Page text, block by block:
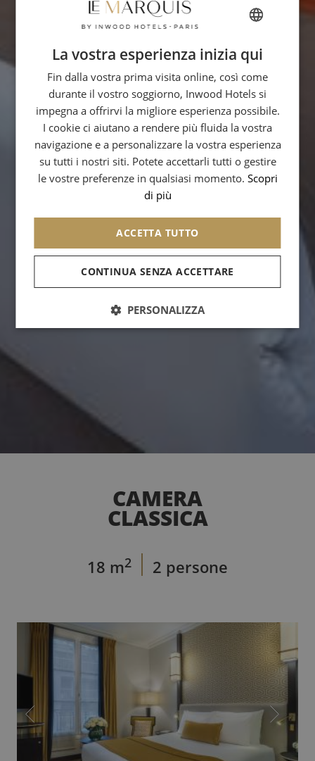
CAMERA
CLASSICA
18 m2 2 persone
FRENCH
ENGLISH
ITALIAN
GERMAN
SPANISH
CHINESE (SIMPLIFIED)
La vostra esperienza inizia qui
Fin dalla vostra prima visita online, così come
durante il vostro soggiorno, Inwood Hotels si
impegna a offrirvi la migliore esperienza possibile.
I cookie ci aiutano a rendere più fluida la vostra
navigazione e a personalizzare la vostra esperienza
su tutti i nostri siti. Potete accettarli tutti o gestire
le vostre preferenze in qualsiasi momento. Scopri
di più
ACCETTA TUTTO
CONTINUA SENZA ACCETTARE
PERSONALIZZA